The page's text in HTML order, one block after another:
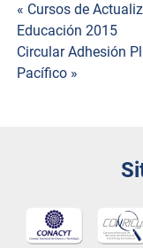
de
entradas
« Cursos de
Educación 2015
Circular Adhesión
Pacífico‏ »